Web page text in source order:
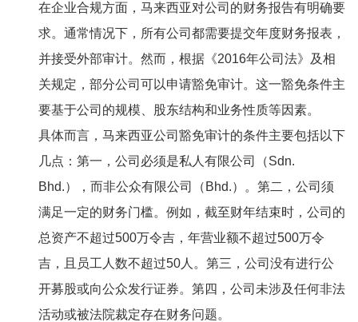
在企业合规方面，马来西亚对公司的财务报告有明确要
求。通常情况下，所有公司都需要提交年度财务报表，
并接受外部审计。然而，根据《2016年公司法》及相
关规定，部分公司可以申请豁免审计。这一豁免条件主
要基于公司的规模、股东结构和业务性质等因素。
具体而言，马来西亚公司豁免审计的条件主要包括以下
几点：第一，公司必须是私人有限公司（Sdn.
Bhd.），而非公众有限公司（Bhd.）。第二，公司须
满足一定的财务门槛。例如，截至财年结束时，公司的
总资产不超过500万令吉，年营业额不超过500万令
吉，且员工人数不超过50人。第三，公司没有进行公
开募股或向公众发行证券。第四，公司未涉及任何非法
活动或被法院裁定存在财务问题。